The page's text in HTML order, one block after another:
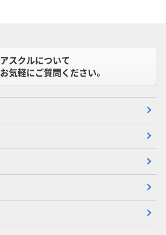
アスクルについて
お気軽にご質問ください。